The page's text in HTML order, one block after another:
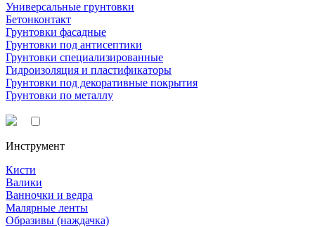
Универсальные грунтовки
Бетонконтакт
Грунтовки фасадные
Грунтовки под антисептики
Грунтовки специализированные
Гидроизоляция и пластификаторы
Грунтовки под декоративные покрытия
Грунтовки по металлу
Инструмент
Кисти
Валики
Ванночки и ведра
Малярные ленты
Образивы (наждачка)